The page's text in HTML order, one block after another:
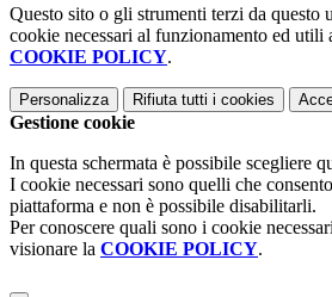
Questo sito o gli strumenti terzi da questo
cookie necessari al funzionamento ed
COOKIE POLICY.
Personalizza Rifiuta tutti i cookies
Gestione cookie
In questa schermata è possibile scegliere
I cookie necessari sono quelli che
piattaforma e non è possibile disabilitarli.
Per conoscere quali sono i cookie
visionare la COOKIE POLICY.